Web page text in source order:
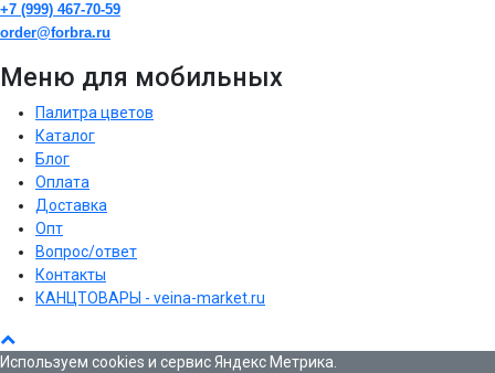
+7 (999) 467-70-59
order@forbra.ru
Меню для мобильных
Палитра цветов
Каталог
Блог
Оплата
Доставка
Опт
Вопрос/ответ
Контакты
КАНЦТОВАРЫ - veina-market.ru
Используем cookies и сервис Яндекс Метрика.